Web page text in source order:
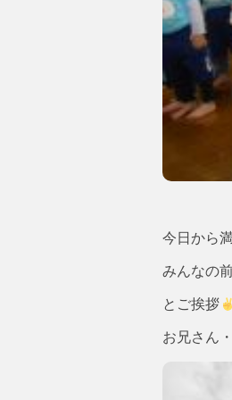
今日から
みんなの
とご挨拶
お兄さん